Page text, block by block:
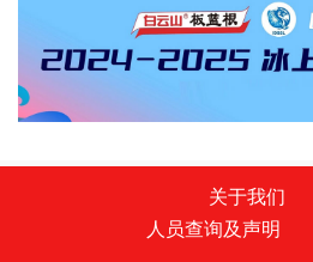
关于我们
人员查询及声明